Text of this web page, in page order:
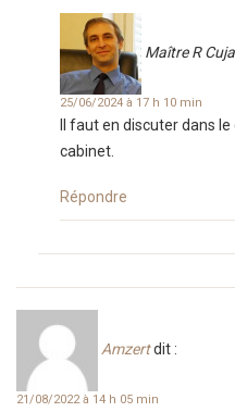
Maître R
25/06/2024 à 17 h 10 min
Il faut en discuter dans
cabinet.
Répondre
Amzertdit :
21/08/2022 à 14 h 05 min